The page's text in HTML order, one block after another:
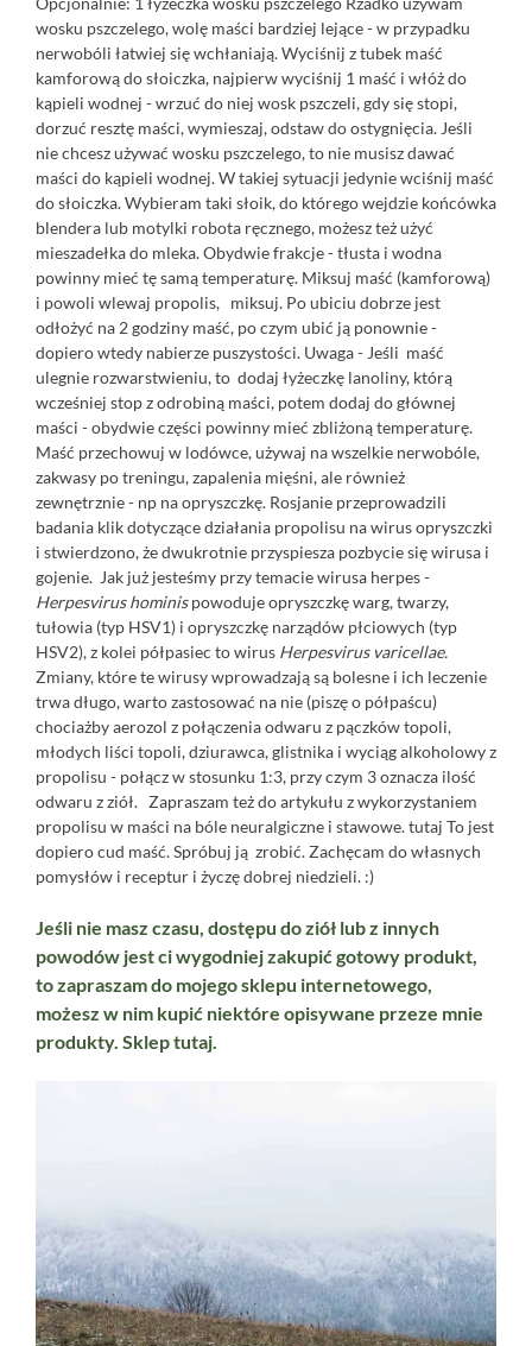
wosku pszczelego, wolę maści bardziej lejące - w przypadku
nerwobóli łatwiej się wchłaniają. Wyciśnij z tubek maść
kamforową do słoiczka, najpierw wyciśnij 1 maść i włóż do
kąpieli wodnej - wrzuć do niej wosk pszczeli, gdy się stopi,
dorzuć resztę maści, wymieszaj, odstaw do ostygnięcia. Jeśli
nie chcesz używać wosku pszczelego, to nie musisz dawać
maści do kąpieli wodnej. W takiej sytuacji jedynie wciśnij maść
do słoiczka. Wybieram taki słoik, do którego wejdzie końcówka
blendera lub motylki robota ręcznego, możesz też użyć
mieszadełka do mleka. Obydwie frakcje - tłusta i wodna
powinny mieć tę samą temperaturę. Miksuj maść (kamforową)
i powoli wlewaj propolis, miksuj. Po ubiciu dobrze jest
odłożyć na 2 godziny maść, po czym ubić ją ponownie -
dopiero wtedy nabierze puszystości. Uwaga - Jeśli maść
ulegnie rozwarstwieniu, to dodaj łyżeczkę lanoliny, którą
wcześniej stop z odrobiną maści, potem dodaj do głównej
maści - obydwie części powinny mieć zbliżoną temperaturę.
Maść przechowuj w lodówce, używaj na wszelkie nerwobóle,
zakwasy po treningu, zapalenia mięśni, ale również
zewnętrznie - np na opryszczkę. Rosjanie przeprowadzili
badania klikdotyczące działania propolisu na wirus opryszczki
i stwierdzono, że dwukrotnie przyspiesza pozbycie się wirusa i
gojenie. Jak już jesteśmy przy temacie wirusa herpes -
Herpesvirus hominispowoduje opryszczkę warg, twarzy,
tułowia (typ HSV1) i opryszczkę narządów płciowych (typ
HSV2), z kolei półpasiec to wirus Herpesvirus varicellae.
Zmiany, które te wirusy wprowadzają są bolesne i ich leczenie
trwa długo, warto zastosować na nie (piszę o półpaścu)
chociażby aerozol z połączenia odwaru z pączków topoli,
młodych liści topoli, dziurawca, glistnika i wyciąg alkoholowy z
propolisu - połącz w stosunku 1:3, przy czym 3 oznacza ilość
odwaru z ziół. Zapraszam też do artykułu z wykorzystaniem
propolisu w maści na bóle neuralgiczne i stawowe.tutaj To jest
dopiero cud maść. Spróbuj ją zrobić. Zachęcam do własnych
pomysłów i receptur i życzę dobrej niedzieli. :)
Jeśli nie masz czasu, dostępu do ziół lub z innych
powodów jest ci wygodniej zakupić gotowy produkt,
to zapraszam do mojego sklepu internetowego,
możesz w nim kupić niektóre opisywane przeze mnie
produkty. Skleptutaj.